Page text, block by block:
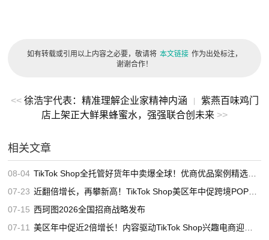
如有转载或引用以上内容之必要，敬请将 本文链接 作为出处标注，
谢谢合作！
<< 徐浩宇代表：精准理解企业家精神内涵
紫燕百味鸡门
店上架正大鲜果蜂蜜水，强强联合创未来 >>
相关文章
08-04 TikTok Shop全托管好货年中卖爆全球！优商优品案例精选特辑发布
07-23 近翻倍增长，再攀新高！TikTok Shop美区年中促跨境POP优秀案例重磅发布
07-15 西珂图2026全国招商战略发布
07-11 美区年中促近2倍增长！内容驱动TikTok Shop兴趣电商迎来高增长